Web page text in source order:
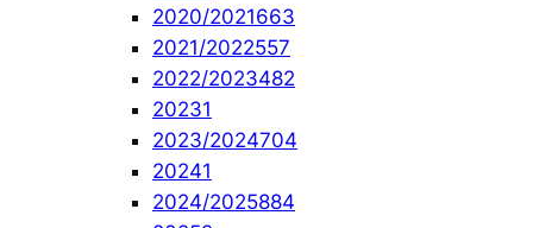
2020/2021663
2021/2022557
2022/2023482
20231
2023/2024704
20241
2024/2025884